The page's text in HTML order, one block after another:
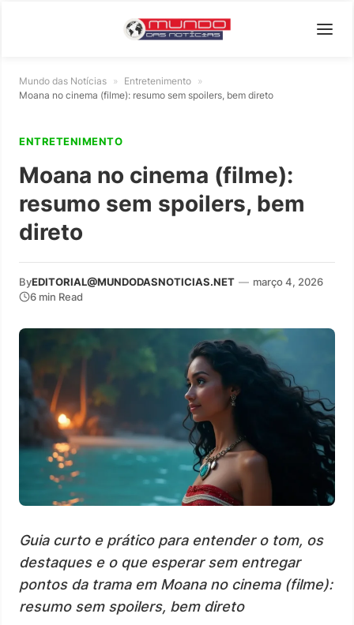
Mundo das Notícias » Entretenimento »
Moana no cinema (filme): resumo sem spoilers, bem direto
ENTRETENIMENTO
Moana no cinema (filme):
resumo sem spoilers, bem
direto
ByEDITORIAL@MUNDODASNOTICIAS.NET — março 4, 2026
6 min Read
Guia curto e prático para entender o tom, os
destaques e o que esperar sem entregar
pontos da trama em Moana no cinema (filme):
resumo sem spoilers, bem direto